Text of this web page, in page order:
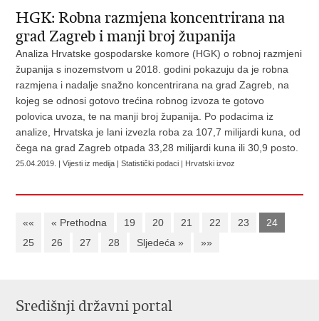
HGK: Robna razmjena koncentrirana na
grad Zagreb i manji broj županija
Analiza Hrvatske gospodarske komore (HGK) o robnoj razmjeni
županija s inozemstvom u 2018. godini pokazuju da je robna
razmjena i nadalje snažno koncentrirana na grad Zagreb, na
kojeg se odnosi gotovo trećina robnog izvoza te gotovo
polovica uvoza, te na manji broj županija. Po podacima iz
analize, Hrvatska je lani izvezla roba za 107,7 milijardi kuna, od
čega na grad Zagreb otpada 33,28 milijardi kuna ili 30,9 posto.
25.04.2019. | Vijesti iz medija | Statistički podaci | Hrvatski izvoz
«« « Prethodna 19 20 21 22 23
24
25
26 27 28 Sljedeća » »»
Središnji državni portal